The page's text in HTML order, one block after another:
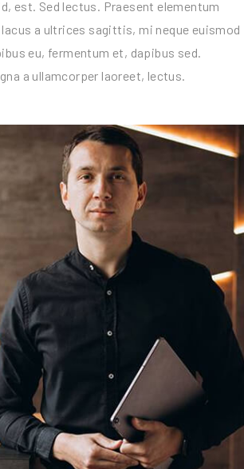
est. Sed lectus. Praesent elementum
a ultrices sagittis, mi neque euismod
eu, fermentum et, dapibus sed.
a ullamcorper laoreet, lectus.